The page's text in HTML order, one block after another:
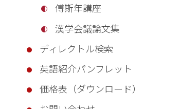
傅斯年講座
漢学会議論文集
ディレクトル検索
英語紹介パンフレット
価格表（ダウンロード）